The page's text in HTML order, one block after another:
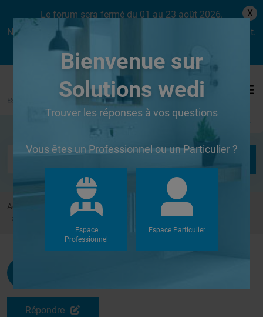
Le forum sera fermé du 01 au 23 août 2026.
Nous aurons le plaisir de vous retrouver dès le lundi 24 août.
X
Se connecter
Accueil Forums
Autres
Fixer étagère dans meuble vasque en WEDI
Répondre
Bienvenue sur
Solutions wedi
Trouver les réponses à vos questions
Vous êtes un Professionnel ou un Particulier ?
Espace
Professionnel
Espace Particulier